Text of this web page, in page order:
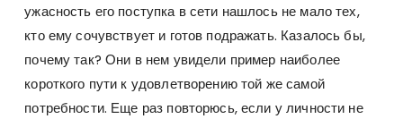
ужасность его поступка в сети нашлось не мало тех,
кто ему сочувствует и готов подражать. Казалось бы,
почему так? Они в нем увидели пример наиболее
короткого пути к удовлетворению той же самой
потребности. Еще раз повторюсь, если у личности не